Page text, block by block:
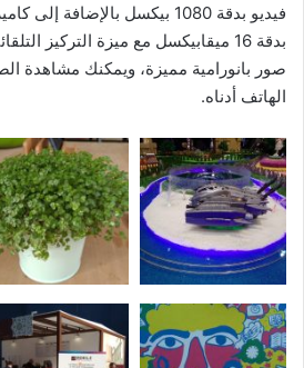
فيديو بدقة 1080 بيكسل
بدقة 16 ميقابيكسل مع ميزة التركيز
صور بانورامية مميزة، ويمكنك مشاهدة
الهاتف أدناه.